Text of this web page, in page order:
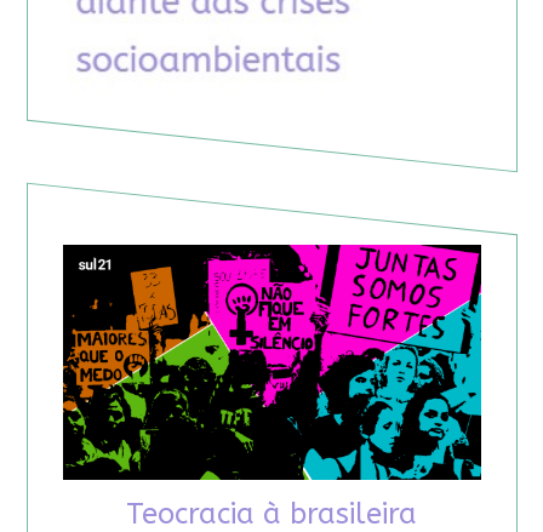
Teocracia à brasileira